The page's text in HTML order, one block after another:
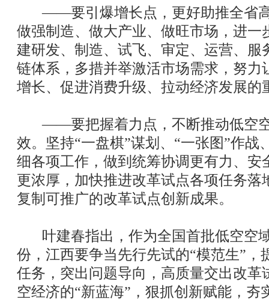
——要引爆增长点，更好助推全省高
做强制造、做大产业、做旺市场，进一
建研发、制造、试飞、审定、运营、服
链体系，多措并举激活市场需求，努力
增长、促进消费升级、拉动经济发展的
——要把握着力点，不断推动低空空
效。坚持“一盘棋”谋划、“一张图”作战
细各项工作，做到统筹协调更有力、安
更浓厚，加快推进改革试点各项任务落
复制可推广的改革试点创新成果。
叶建春指出，作为全国首批低空空
份，江西要争当先行先试的“模范生”，
任务，突出问题导向，高质量交出改革
空经济的“新蓝海”，狠抓创新赋能，夯